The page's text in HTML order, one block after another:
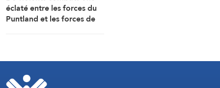
éclaté entre les forces du
Puntland et les forces de